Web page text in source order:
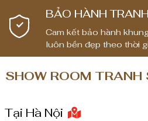
BẢO HÀNH
Cam kết bảo hành
luôn bền đẹp theo thời
SHOW ROOM TRANH
Tại Hà Nội